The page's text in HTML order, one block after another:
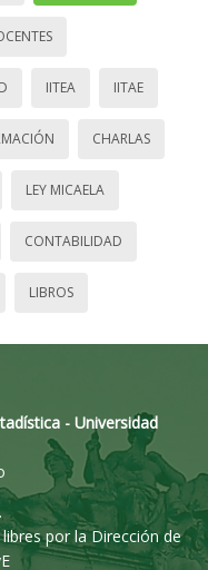
IITEA IITAE
CHARLAS
LEY MICAELA
CONTABILIDAD
LIBROS
- Universidad
por la Dirección de